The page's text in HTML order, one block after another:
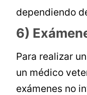
dependiendo
6)
Para realizar
un médico
exámenes no